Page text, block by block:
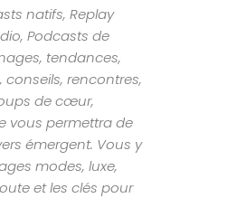
natifs, Replay
Podcasts de
tendances,
conseils, rencontres,
de cœur,
vous permettra de
émergent. Vous y
modes, luxe,
et les clés pour